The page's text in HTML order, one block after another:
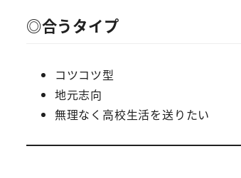
◎合うタイプ
コツコツ型
地元志向
無理なく高校生活を送りたい